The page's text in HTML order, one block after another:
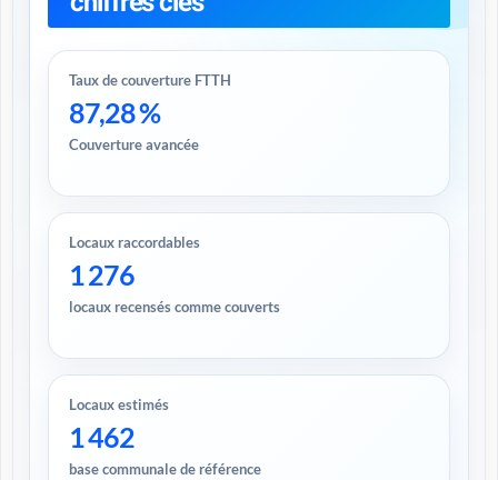
Taux de couverture FTTH
87,28 %
Couverture avancée
Locaux raccordables
1 276
locaux recensés comme couverts
Locaux estimés
1 462
base communale de référence